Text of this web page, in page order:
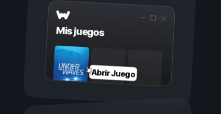
Mis juegos
Abrir Juego